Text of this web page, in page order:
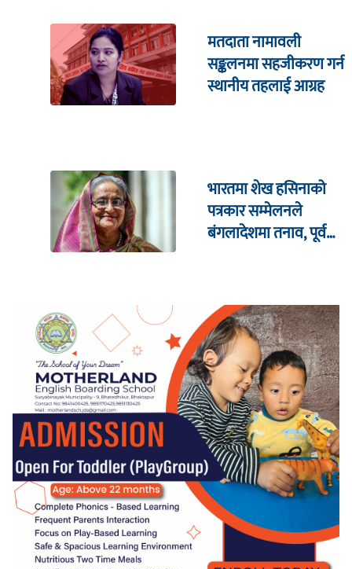
मतदाता नामावली
सङ्कलनमा सहजीकरण गर्न
स्थानीय तहलाई आग्रह
भारतमा शेख हसिनाको
पत्रकार सम्मेलनले
बंगलादेशमा तनाव, पूर्व